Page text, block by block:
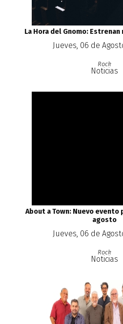
La Hora del Gnomo:
Jueves, 06 de
Rock
Noticias
About a Town: Nuevo
agosto
Jueves, 06 de
Rock
Noticias